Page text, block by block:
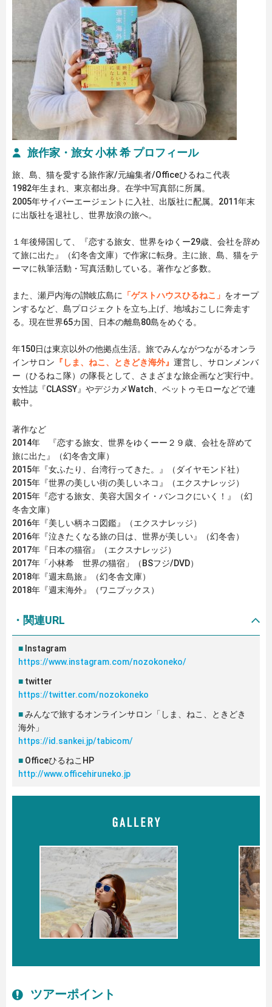
旅作家・旅女 小林 希 プロフィール
旅、島、猫を愛する旅作家/元編集者/Officeひるねこ代表
1982年生まれ、東京都出身。在学中写真部に所属。
2005年サイバーエージェントに入社、出版社に配属。2011年末
に出版社を退社し、世界放浪の旅へ。
１年後帰国して、『恋する旅女、世界をゆくー29歳、会社を辞め
て旅に出た』（幻冬舎文庫）で作家に転身。主に旅、島、猫をテ
ーマに執筆活動・写真活動している。著作など多数。
また、瀬戸内海の讃岐広島に 「ゲストハウスひるねこ」 をオープ
ンするなど、島プロジェクトを立ち上げ、地域おこしに奔走す
る。現在世界65カ国、日本の離島80島をめぐる。
年150日は東京以外の他拠点生活。旅でみんながつながるオンラ
インサロン 『しま、ねこ、ときどき海外』 運営し、サロンメンバ
ー（ひるねこ隊）の隊長として、さまざまな旅企画など実行中。
女性誌『CLASSY』やデジカメWatch、ペットゥモローなどで連
載中。
著作など
2014年 『恋する旅女、世界をゆくーー２９歳、会社を辞めて
旅に出た』（幻冬舎文庫）
2015年『女ふたり、台湾行ってきた。』（ダイヤモンド社）
2015年『世界の美しい街の美しいネコ』（エクスナレッジ）
2015年『恋する旅女、美容大国タイ・バンコクにいく！』（幻
冬舎文庫）
2016年『美しい柄ネコ図鑑』（エクスナレッジ）
2016年『泣きたくなる旅の日は、世界が美しい』（幻冬舎）
2017年『日本の猫宿』（エクスナレッジ）
2017年「小林希 世界の猫宿」（BSフジ/DVD）
2018年『週末島旅』（幻冬舎文庫）
2018年『週末海外』（ワニブックス）
・関連URL
Instagram
https://www.instagram.com/nozokoneko/
twitter
https://twitter.com/nozokoneko
みんなで旅するオンラインサロン「しま、ねこ、ときどき
海外」
https://id.sankei.jp/tabicom/
OfficeひるねこHP
http://www.officehiruneko.jp
ツアーポイント